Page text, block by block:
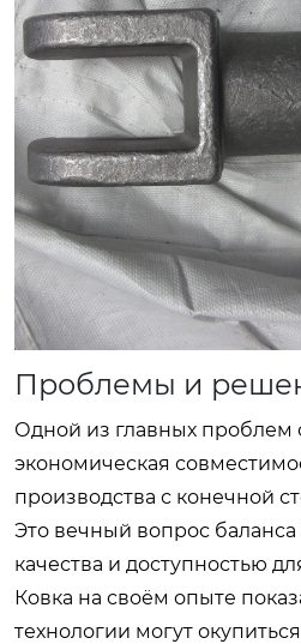
Проблемы и
Одной из главных проблем
экономическая
производства с конечной
Это вечный вопрос
качества и доступностью
Ковка на своём опыте
технологии могут